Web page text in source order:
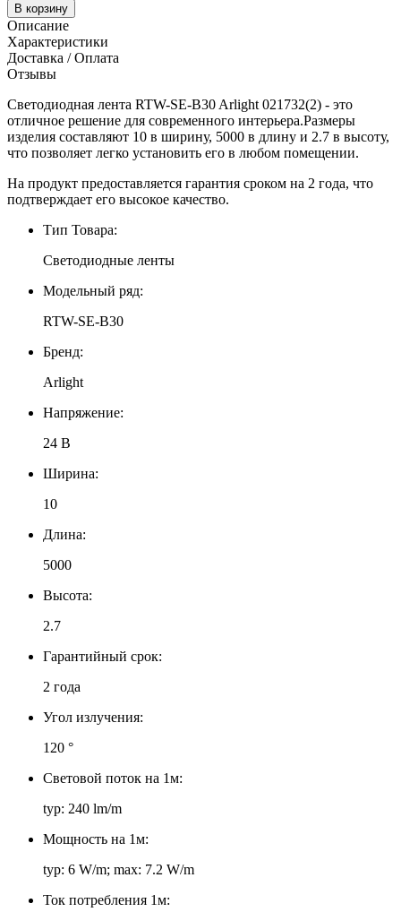
В корзину
Описание
Характеристики
Доставка / Оплата
Отзывы
Светодиодная лента RTW-SE-B30 Arlight 021732(2) - это
отличное решение для современного интерьера.Размеры
изделия составляют 10 в ширину, 5000 в длину и 2.7 в высоту,
что позволяет легко установить его в любом помещении.
На продукт предоставляется гарантия сроком на 2 года, что
подтверждает его высокое качество.
Тип Товара:
Светодиодные ленты
Модельный ряд:
RTW-SE-B30
Бренд:
Arlight
Напряжение:
24 В
Ширина:
10
Длина:
5000
Высота:
2.7
Гарантийный срок:
2 года
Угол излучения:
120 °
Световой поток на 1м:
typ: 240 lm/m
Мощность на 1м:
typ: 6 W/m; max: 7.2 W/m
Ток потребления 1м: